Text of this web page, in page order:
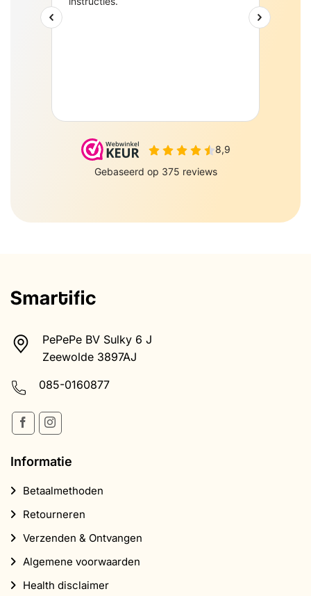
PePePe BV Sulky 6 J
Zeewolde 3897AJ
085-0160877
Informatie
Betaalmethoden
Retourneren
Verzenden & Ontvangen
Algemene voorwaarden
Health disclaimer